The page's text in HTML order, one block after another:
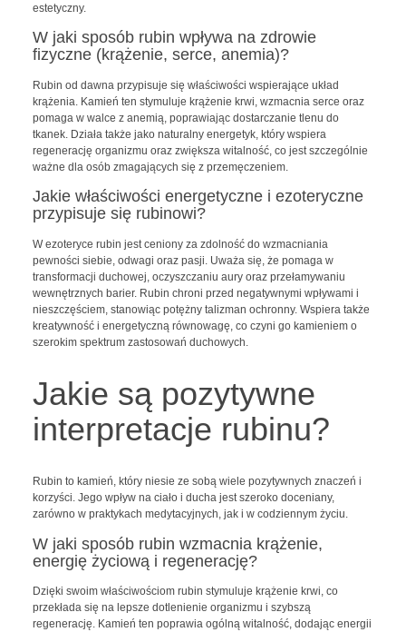
estetyczny.
W jaki sposób rubin wpływa na zdrowie
fizyczne (krążenie, serce, anemia)?
Rubin od dawna przypisuje się właściwości wspierające układ
krążenia. Kamień ten stymuluje krążenie krwi, wzmacnia serce oraz
pomaga w walce z anemią, poprawiając dostarczanie tlenu do
tkanek. Działa także jako naturalny energetyk, który wspiera
regenerację organizmu oraz zwiększa witalność, co jest szczególnie
ważne dla osób zmagających się z przemęczeniem.
Jakie właściwości energetyczne i ezoteryczne
przypisuje się rubinowi?
W ezoteryce rubin jest ceniony za zdolność do wzmacniania
pewności siebie, odwagi oraz pasji. Uważa się, że pomaga w
transformacji duchowej, oczyszczaniu aury oraz przełamywaniu
wewnętrznych barier. Rubin chroni przed negatywnymi wpływami i
nieszczęściem, stanowiąc potężny talizman ochronny. Wspiera także
kreatywność i energetyczną równowagę, co czyni go kamieniem o
szerokim spektrum zastosowań duchowych.
Jakie są pozytywne
interpretacje rubinu?
Rubin to kamień, który niesie ze sobą wiele pozytywnych znaczeń i
korzyści. Jego wpływ na ciało i ducha jest szeroko doceniany,
zarówno w praktykach medytacyjnych, jak i w codziennym życiu.
W jaki sposób rubin wzmacnia krążenie,
energię życiową i regenerację?
Dzięki swoim właściwościom rubin stymuluje krążenie krwi, co
przekłada się na lepsze dotlenienie organizmu i szybszą
regenerację. Kamień ten poprawia ogólną witalność, dodając energii